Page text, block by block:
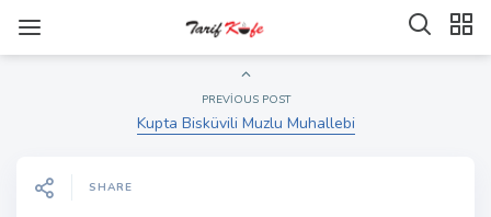
PREVIOUS POST
Kupta Bisküvili Muzlu Muhallebi
SHARE